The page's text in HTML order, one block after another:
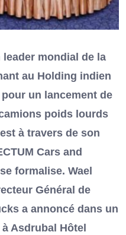
mondial de la
au Holding indien
un lancement de
poids lourds
à travers de son
Cars and
formalise. Wael
Général de
a annoncé dans un
Asdrubal Hôtel